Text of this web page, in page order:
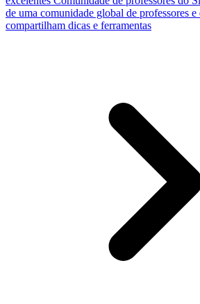
de uma comunidade global de professores e
compartilham dicas e ferramentas